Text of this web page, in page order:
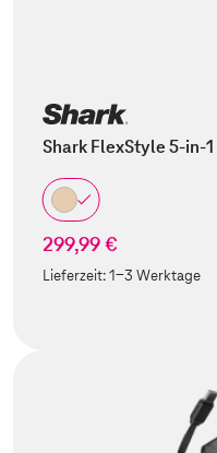
Shark FlexStyle 5-in-1
299,99 €
Lieferzeit:1-3 Werktage